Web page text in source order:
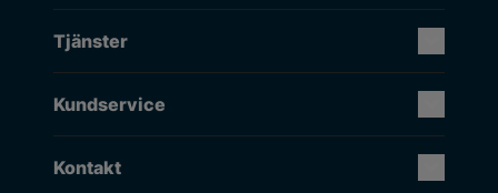
Tjänster
Kundservice
Kontakt